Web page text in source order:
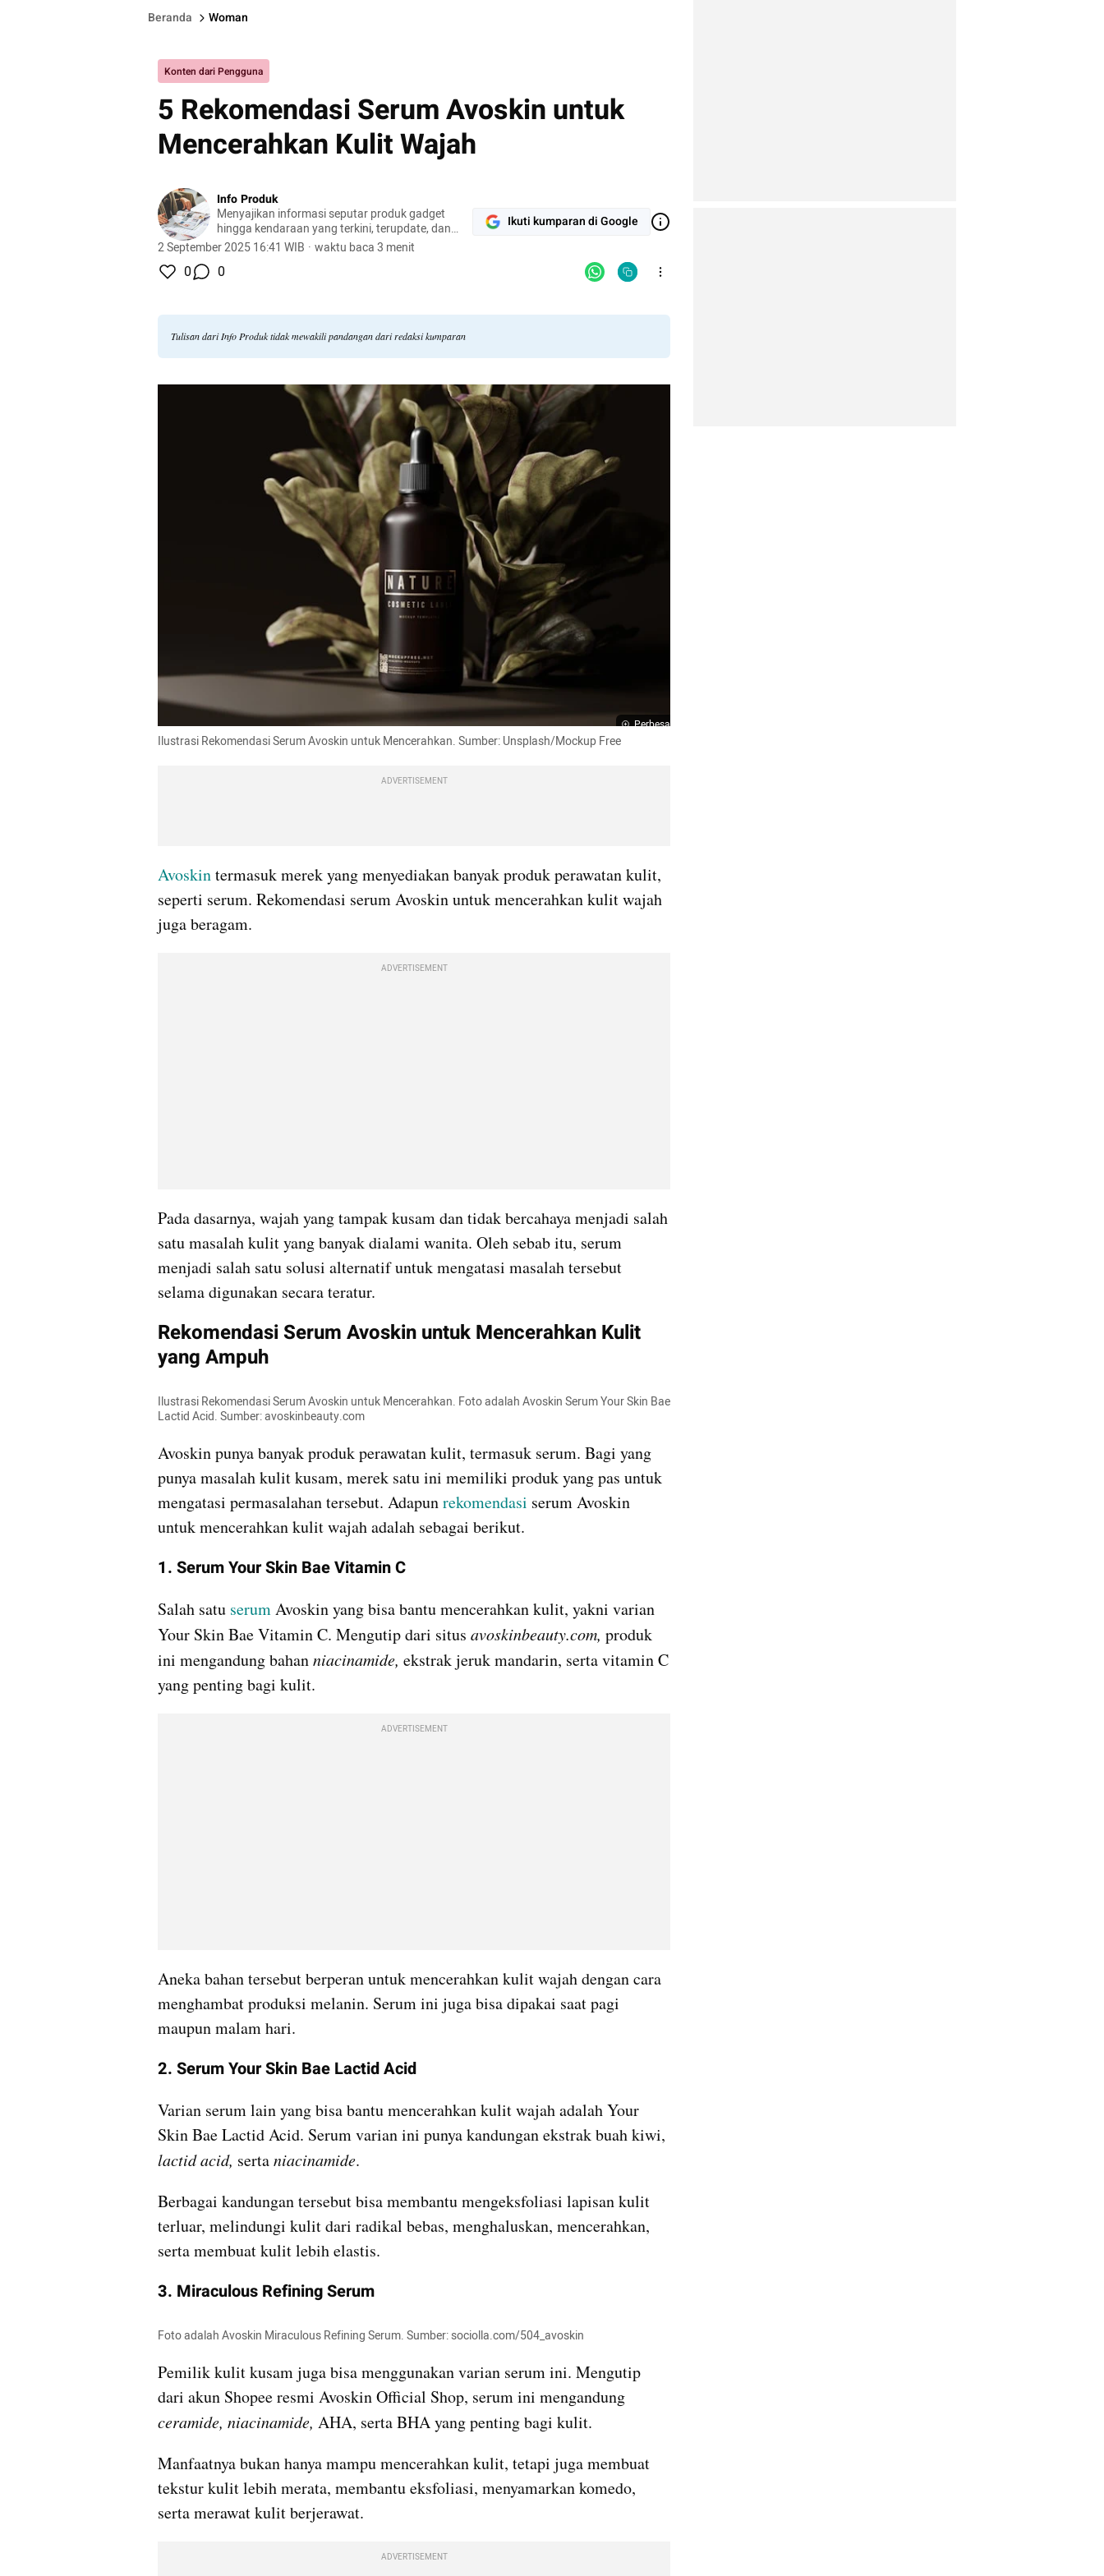
Beranda Woman
Konten dari Pengguna
5 Rekomendasi Serum Avoskin untuk
Mencerahkan Kulit Wajah
Info Produk
Menyajikan informasi seputar produk gadget
hingga kendaraan yang terkini, terupdate, dan
terlengkap.
2 September 2025 16:41 WIB · waktu baca 3 menit
Ikuti kumparan di Google
0 0
Tulisan dari Info Produk tidak mewakili pandangan dari redaksi kumparan
Perbesar
Ilustrasi Rekomendasi Serum Avoskin untuk Mencerahkan. Sumber: Unsplash/Mockup Free
ADVERTISEMENT
Avoskin termasuk merek yang menyediakan banyak produk perawatan kulit,
seperti serum. Rekomendasi serum Avoskin untuk mencerahkan kulit wajah
juga beragam.
ADVERTISEMENT
Pada dasarnya, wajah yang tampak kusam dan tidak bercahaya menjadi salah
satu masalah kulit yang banyak dialami wanita. Oleh sebab itu, serum
menjadi salah satu solusi alternatif untuk mengatasi masalah tersebut
selama digunakan secara teratur.
Rekomendasi Serum Avoskin untuk Mencerahkan Kulit
yang Ampuh
Ilustrasi Rekomendasi Serum Avoskin untuk Mencerahkan. Foto adalah Avoskin Serum Your Skin Bae
Lactid Acid. Sumber: avoskinbeauty.com
Avoskin punya banyak produk perawatan kulit, termasuk serum. Bagi yang
punya masalah kulit kusam, merek satu ini memiliki produk yang pas untuk
mengatasi permasalahan tersebut. Adapun rekomendasi serum Avoskin
untuk mencerahkan kulit wajah adalah sebagai berikut.
1. Serum Your Skin Bae Vitamin C
Salah satu serum Avoskin yang bisa bantu mencerahkan kulit, yakni varian
Your Skin Bae Vitamin C. Mengutip dari situs avoskinbeauty.com, produk
ini mengandung bahan niacinamide, ekstrak jeruk mandarin, serta vitamin C
yang penting bagi kulit.
ADVERTISEMENT
Aneka bahan tersebut berperan untuk mencerahkan kulit wajah dengan cara
menghambat produksi melanin. Serum ini juga bisa dipakai saat pagi
maupun malam hari.
2. Serum Your Skin Bae Lactid Acid
Varian serum lain yang bisa bantu mencerahkan kulit wajah adalah Your
lactid acid, serta niacinamide.
Berbagai kandungan tersebut bisa membantu mengeksfoliasi lapisan kulit
terluar, melindungi kulit dari radikal bebas, menghaluskan, mencerahkan,
serta membuat kulit lebih elastis.
3. Miraculous Refining Serum
Foto adalah Avoskin Miraculous Refining Serum. Sumber: sociolla.com/504_avoskin
Pemilik kulit kusam juga bisa menggunakan varian serum ini. Mengutip
ceramide, niacinamide, AHA, serta BHA yang penting bagi kulit.
Manfaatnya bukan hanya mampu mencerahkan kulit, tetapi juga membuat
tekstur kulit lebih merata, membantu eksfoliasi, menyamarkan komedo,
serta merawat kulit berjerawat.
ADVERTISEMENT